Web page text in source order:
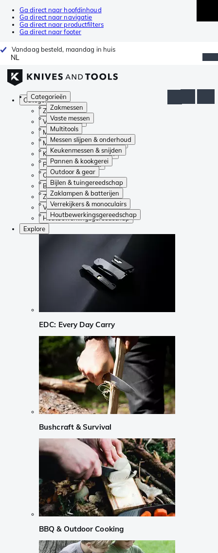
Ga direct naar hoofdinhoud
Ga direct naar navigatie
Ga direct naar productfilters
Ga direct naar footer
Vandaag besteld, maandag in huis
NL
Categorieën
Zakmessen
Vaste messen
Multitools
Messen slijpen & onderhoud
Keukenmessen & snijden
Pannen & kookgerei
Outdoor & gear
Bijlen & tuingereedschap
Zaklampen & batterijen
Verrekijkers & monoculairs
Houtbewerkingsgereedschap
Categorieën
Zakmessen
Vaste messen
Multitools
Messen slijpen & onderhoud
Keukenmessen & snijden
Pannen & kookgerei
Outdoor & gear
Bijlen & tuingereedschap
Zaklampen & batterijen
Verrekijkers & monoculairs
Houtbewerkingsgereedschap
Explore
EDC: Every Day Carry
Bushcraft & Survival
BBQ & Outdoor Cooking